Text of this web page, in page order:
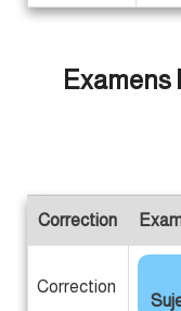
Examens
Correction
Correction